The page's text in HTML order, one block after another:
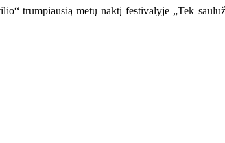
trumpiausią metų naktį festivalyje „Tek